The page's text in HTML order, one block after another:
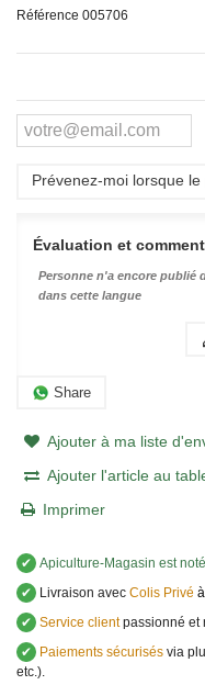
Référence 005706
Prévenez-moi lorsque
Évaluation et
Personne n'a encore publié
dans cette langue
Share
Ajouter à ma liste
Ajouter l'article au
Imprimer
✔ Apiculture-Magasin est noté
✔
Livraison avec Colis Privé
✔ Service clientpassionné et
✔
Paiements sécurisés via
etc.).